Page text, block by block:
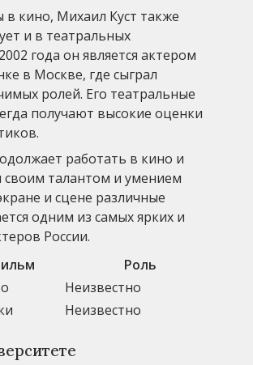
кино, Михаил Куст также
и в театральных
года он является актером
в Москве, где сыграл
ролей. Его театральные
получают высокие оценки
работать в кино и
своим талантом и умением
и сцене различные
одним из самых ярких и
России.
Роль
Неизвестно
Неизвестно